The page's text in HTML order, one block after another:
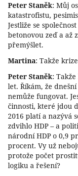
Peter Staněk: Můj
katastrofistu,
Jestliže se
betonovou zeď a až
přemýšlet.
Martina: Takže
Peter Staněk:
let. Říkám, že
nemůže fungovat.
činnosti, které jdou
2016 platí a nazývá
zdvihlo HDP – a
národní HDP o 0,9
procent. Vy už
protože počet
logiku a řešení?